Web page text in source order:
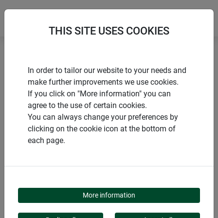
Accueil
Oiseaux & pigeons
Anti-collision oiseaux EASY STICKER
PRODUITS
ANTI-COLLISION
OISEAUX EASY
THIS SITE USES COOKIES
In order to tailor our website to your needs and
make further improvements we use cookies.
If you click on "More information" you can
agree to the use of certain cookies.
You can always change your preferences by
clicking on the cookie icon at the bottom of
each page.
More information